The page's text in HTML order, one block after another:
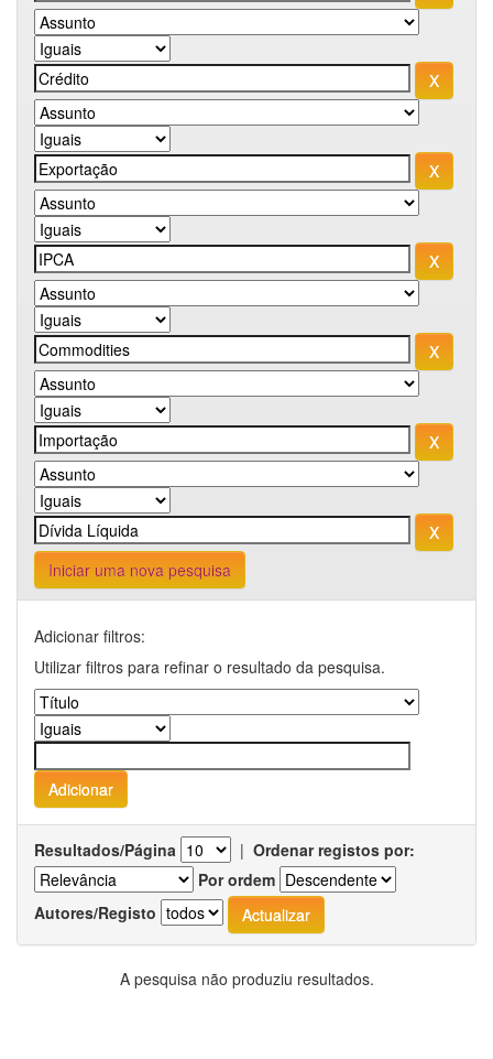
Iniciar uma nova pesquisa
Adicionar filtros:
Utilizar filtros para refinar o resultado da pesquisa.
Resultados/Página | Ordenar registos por:
Por ordem
Autores/Registo
A pesquisa não produziu resultados.